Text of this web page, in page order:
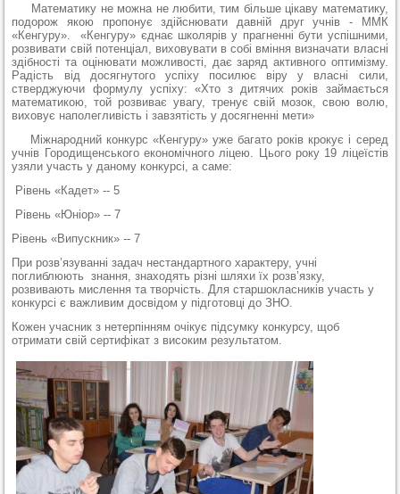
Математику не можна не любити, тим більше цікаву математику,
подорож якою пропонує здійснювати давній друг учнів - ММК
«Кенгуру». «Кенгуру» єднає школярів у прагненні бути успішними,
розвивати свій потенціал, виховувати в собі вміння визначати власні
здібності та оцінювати можливості, дає заряд активного оптимізму.
Радість від досягнутого успіху посилює віру у власні сили,
стверджуючи формулу успіху: «Хто з дитячих років займається
математикою, той розвиває увагу, тренує свій мозок, свою волю,
виховує наполегливість і завзятість у досягненні мети»
Міжнародний конкурс «Кенгуру» уже багато років крокує і серед
учнів Городищенського економічного ліцею. Цього року 19 ліцеїстів
узяли участь у даному конкурсі, а саме:
Рівень «Кадет» -- 5
Рівень «Юніор» -- 7
Рівень «Випускник» -- 7
При розв’язуванні задач нестандартного характеру, учні
поглиблюють знання, знаходять різні шляхи їх розв’язку,
розвивають мислення та творчість. Для старшокласників участь у
конкурсі є важливим досвідом у підготовці до ЗНО.
Кожен учасник з нетерпінням очікує підсумку конкурсу, щоб
отримати свій сертифікат з високим результатом.